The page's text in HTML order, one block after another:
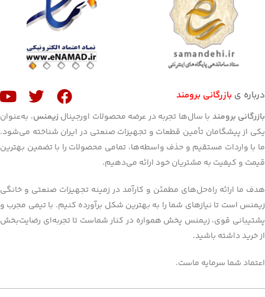
درباره ی بازرگانی برومند
بازرگانی برومند با سال‌ها تجربه در عرضه محصولات اورجینال زیمنس، به‌عنوان
یکی از پیشگامان تأمین قطعات و تجهیزات صنعتی در ایران شناخته می‌شود.
ما با واردات مستقیم و حذف واسطه‌ها، تمامی محصولات را با تضمین بهترین
قیمت و کیفیت به مشتریان خود ارائه می‌دهیم.
هدف ما ارائه راه‌حل‌های مطمئن و کارآمد در زمینه تجهیزات صنعتی و خانگی
زیمنس است تا نیازهای شما را به بهترین شکل برآورده کنیم. با تیمی مجرب و
پشتیبانی قوی، زیمنس پخش همواره در کنار شماست تا تجربه‌ای رضایت‌بخش
از خرید داشته باشید.
اعتماد شما سرمایه ماست.